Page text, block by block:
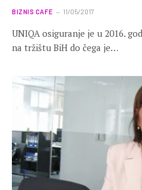
BIZNIS CAFE 11/05/2017
UNIQA osiguranje je u 2016.
na tržištu BiH do čega je…